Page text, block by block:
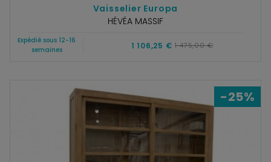
Vaisselier Europa
HÉVÉA MASSIF
Expédié sous 12-16
semaines
1 106,25 € 1 475,00 €
-25%